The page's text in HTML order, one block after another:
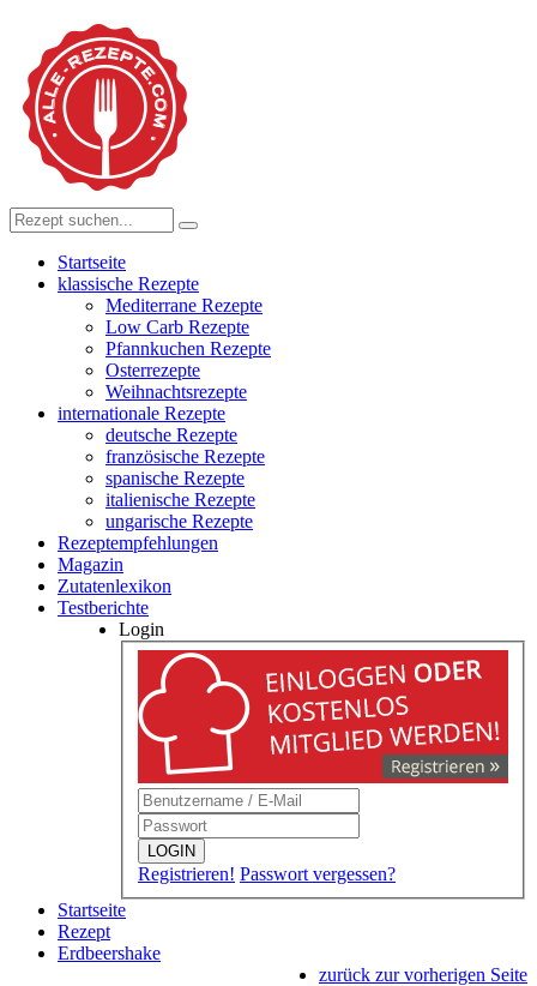
Startseite
klassische Rezepte
Mediterrane Rezepte
Low Carb Rezepte
Pfannkuchen Rezepte
Osterrezepte
Weihnachtsrezepte
internationale Rezepte
deutsche Rezepte
französische Rezepte
spanische Rezepte
italienische Rezepte
ungarische Rezepte
Rezeptempfehlungen
Magazin
Zutatenlexikon
Testberichte
Login
LOGIN
Registrieren! Passwort vergessen?
Startseite
Rezept
Erdbeershake
zurück zur vorherigen Seite